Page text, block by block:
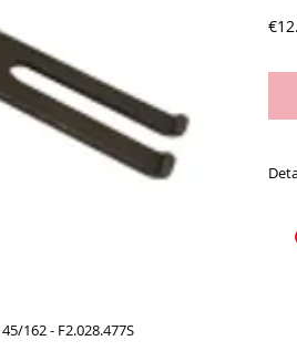
162 - F2.028.477S